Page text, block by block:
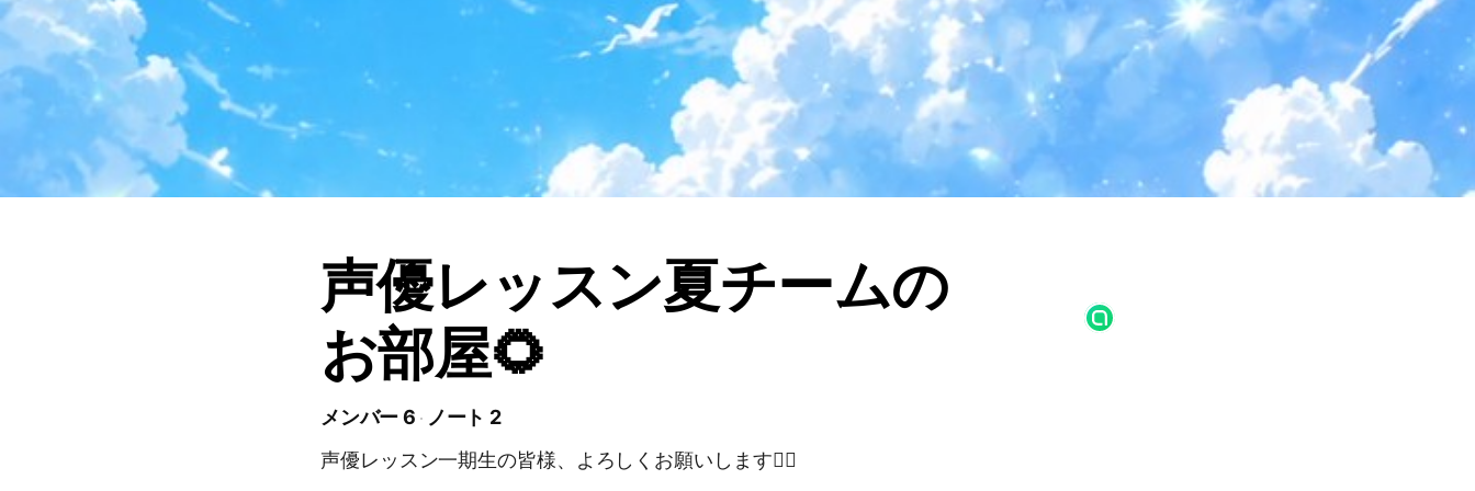
声優レッスン夏チームの
お部屋🌻
メンバー 6
ノート 2
声優レッスン一期生の皆様、よろしくお願いします🙇‍♀️